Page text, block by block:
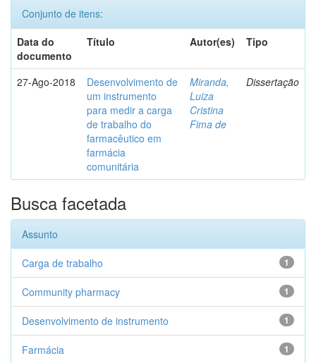
Conjunto de itens:
Data do
documento
Título Autor(es) Tipo
27-Ago-2018
Desenvolvimento de
um instrumento
para medir a carga
de trabalho do
farmacêutico em
farmácia
comunitária
Miranda,
Luiza
Cristina
Fima de
Dissertação
Busca facetada
Assunto
1
Carga de trabalho
1
Community pharmacy
1
Desenvolvimento de instrumento
1
Farmácia